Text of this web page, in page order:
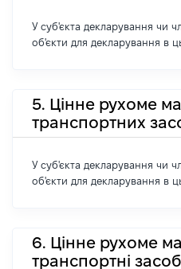
У суб'єкта декларування чи
об'єкти для декларування в
5. Цінне рухоме
транспортних
У суб'єкта декларування чи
об'єкти для декларування в
6. Цінне рухоме
транспортні